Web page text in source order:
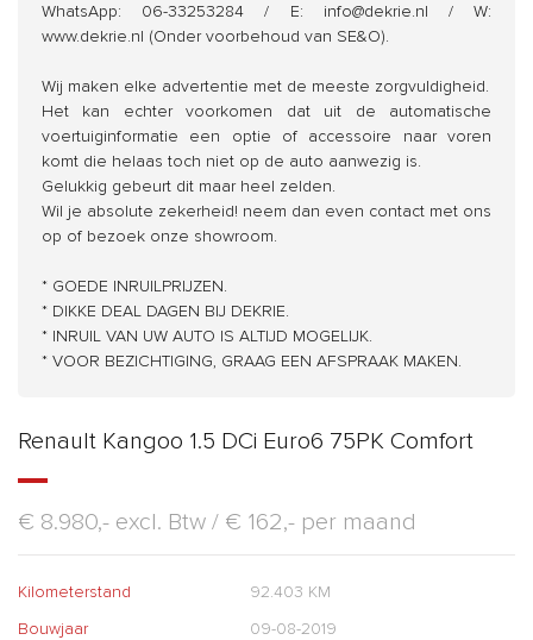
WhatsApp: 06-33253284 / E: info@dekrie.nl / W:
www.dekrie.nl (Onder voorbehoud van SE&O).
Wij maken elke advertentie met de meeste zorgvuldigheid.
Het kan echter voorkomen dat uit de automatische
voertuiginformatie een optie of accessoire naar voren
komt die helaas toch niet op de auto aanwezig is.
Gelukkig gebeurt dit maar heel zelden.
Wil je absolute zekerheid! neem dan even contact met ons
op of bezoek onze showroom.
* GOEDE INRUILPRIJZEN.
* DIKKE DEAL DAGEN BIJ DEKRIE.
* INRUIL VAN UW AUTO IS ALTIJD MOGELIJK.
* VOOR BEZICHTIGING, GRAAG EEN AFSPRAAK MAKEN.
Renault Kangoo 1.5 DCi Euro6 75PK Comfort
€ 8.980,- excl. Btw / € 162,- per maand
Kilometerstand
92.403 KM
Bouwjaar
09-08-2019